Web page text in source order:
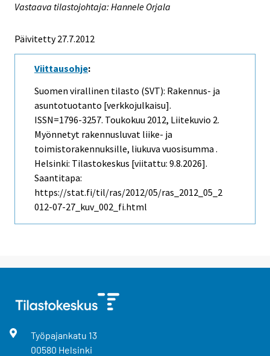
Vastaava tilastojohtaja: Hannele Orjala
Päivitetty 27.7.2012
Viittausohje:
Suomen virallinen tilasto (SVT): Rakennus- ja
asuntotuotanto [verkkojulkaisu].
ISSN=1796-3257. Toukokuu 2012, Liitekuvio 2.
Myönnetyt rakennusluvat liike- ja
toimistorakennuksille, liukuva vuosisumma .
Helsinki: Tilastokeskus [viitattu: 9.8.2026].
Saantitapa:
https://stat.fi/til/ras/2012/05/ras_2012_05_2
012-07-27_kuv_002_fi.html
Työpajankatu 13
00580 Helsinki